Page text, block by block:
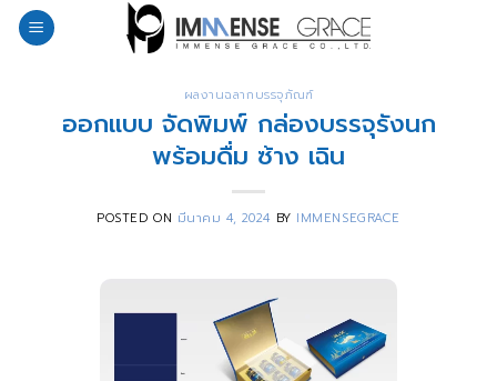
Skip
ผลงานฉลากบรรจุภัณฑ์
ออกแบบ จัดพิมพ์ กล่องบรรจุรังนก
พร้อมดื่ม ซ้าง เฉิน
POSTED ON มีนาคม 4, 2024 BY IMMENSEGRACE